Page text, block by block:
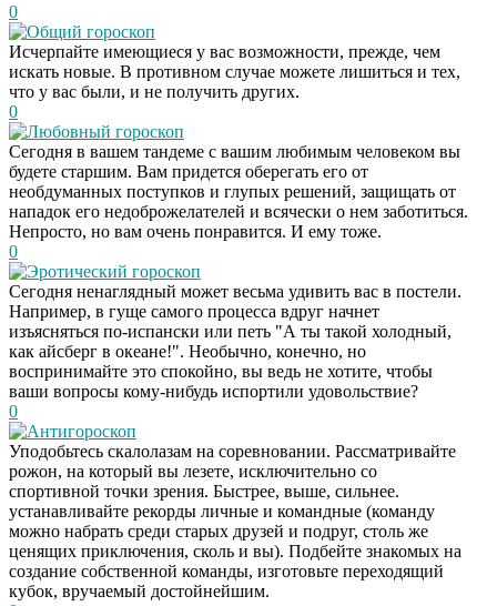
0
Общий гороскоп
Исчерпайте имеющиеся у вас возможности, прежде, чем
искать новые. В противном случае можете лишиться и тех,
что у вас были, и не получить других.
0
Любовный гороскоп
Сегодня в вашем тандеме с вашим любимым человеком вы
будете старшим. Вам придется оберегать его от
необдуманных поступков и глупых решений, защищать от
нападок его недоброжелателей и всячески о нем заботиться.
Непросто, но вам очень понравится. И ему тоже.
0
Эротический гороскоп
Сегодня ненаглядный может весьма удивить вас в постели.
Например, в гуще самого процесса вдруг начнет
изъясняться по-испански или петь "А ты такой холодный,
как айсберг в океане!". Необычно, конечно, но
воспринимайте это спокойно, вы ведь не хотите, чтобы
ваши вопросы кому-нибудь испортили удовольствие?
0
Антигороскоп
Уподобьтесь скалолазам на соревновании. Рассматривайте
рожон, на который вы лезете, исключительно со
спортивной точки зрения. Быстрее, выше, сильнее.
устанавливайте рекорды личные и командные (команду
можно набрать среди старых друзей и подруг, столь же
ценящих приключения, сколь и вы). Подбейте знакомых на
создание собственной команды, изготовьте переходящий
кубок, вручаемый достойнейшим.